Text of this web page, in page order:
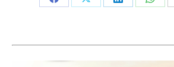
Share
Share
Share
Share